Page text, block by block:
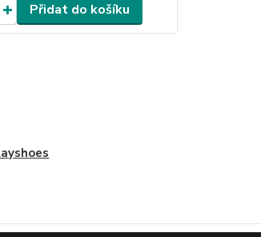
Přidat do košíku